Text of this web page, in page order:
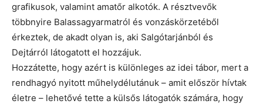
grafikusok, valamint amatőr alkotók. A résztvevők
többnyire Balassagyarmatról és vonzáskörzetéből
érkeztek, de akadt olyan is, aki Salgótarjánból és
Dejtárról látogatott el hozzájuk.
Hozzátette, hogy azért is különleges az idei tábor, mert a
rendhagyó nyitott műhelydélutánuk – amit először hívtak
életre – lehetővé tette a külsős látogatók számára, hogy